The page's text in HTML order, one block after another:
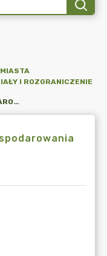
I ROZGRANICZENIE
WYPIS I WYRYS Z PLANU ZAGOSPODAROWANIA PRZESTRZENNEGO